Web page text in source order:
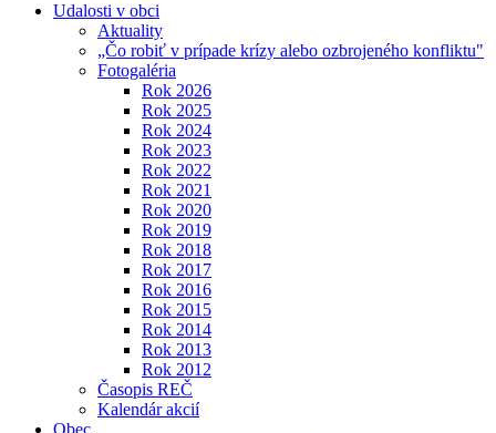
Udalosti v obci
Aktuality
„Čo robiť v prípade krízy alebo ozbrojeného konfliktu"
Fotogaléria
Rok 2026
Rok 2025
Rok 2024
Rok 2023
Rok 2022
Rok 2021
Rok 2020
Rok 2019
Rok 2018
Rok 2017
Rok 2016
Rok 2015
Rok 2014
Rok 2013
Rok 2012
Časopis REČ
Kalendár akcií
Obec